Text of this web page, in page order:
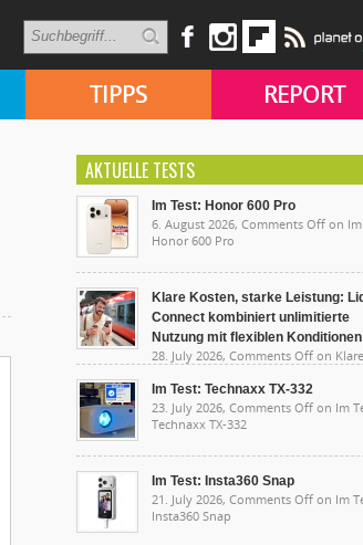
TIPPS REPORT
AKTUELLE TESTS
Im Test: Honor 600 Pro
6. August 2026, Comments Off on Im
Honor 600 Pro
Klare Kosten, starke Leistung: Lidl
Connect kombiniert unlimitierte
Nutzung mit flexiblen Konditionen
28. July 2026, Comments Off on Klare
unlimitierte Nutzung mit flexiblen Konditionen
Im Test: Technaxx TX-332
23. July 2026, Comments Off on Im
Technaxx TX-332
Im Test: Insta360 Snap
21. July 2026, Comments Off on Im
Insta360 Snap